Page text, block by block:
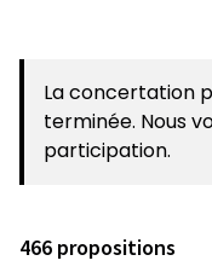
La concertation
terminée. Nous
participation.
466 propositions